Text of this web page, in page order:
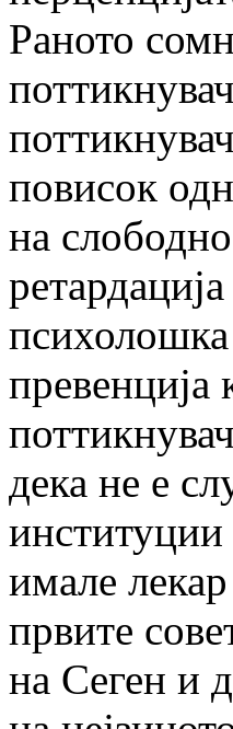
Раното
повисок
на
психолошка
превенција
дека не е
имале
првите
на Сеген и